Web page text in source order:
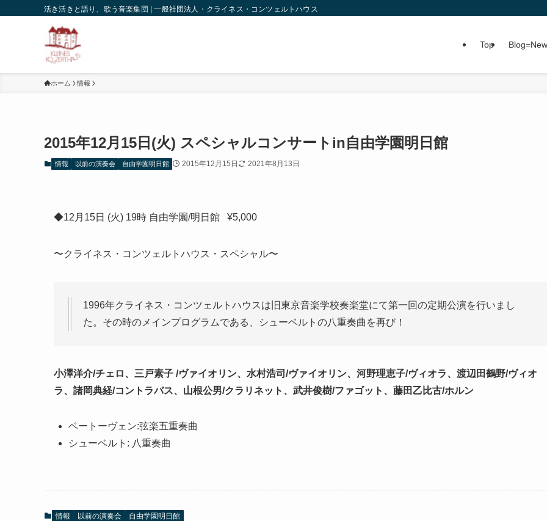
活き活きと語り、歌う音楽集団 | 一般社団法人・クライネス・コンツェルトハウス
Top
ホーム 情報
2015年12月15日(火) スペシャルコンサートin自由学園明日館
情報 以前の演奏会 自由学園明日館 2015年12月15日 2021年8月13日
◆12月15日 (火) 19時 自由学園/明日館 ¥5,000
〜クライネス・コンツェルトハウス・スペシャル〜
1996年クライネス・コンツェルトハウスは旧東京音楽学校奏楽堂にて第一回の定期公演を行いまし
た。その時のメインプログラムである、シューベルトの八重奏曲を再び！
小澤洋介/チェロ、三戸素子 /ヴァイオリン、水村浩司/ヴァイオリン、河野理恵子/ヴィオラ、渡辺田鶴野/ヴィオ
ラ、諸岡典経/コントラバス、山根公男/クラリネット、武井俊樹/ファゴット、藤田乙比古/ホルン
ベートーヴェン:弦楽五重奏曲
シューベルト: 八重奏曲
情報 以前の演奏会 自由学園明日館